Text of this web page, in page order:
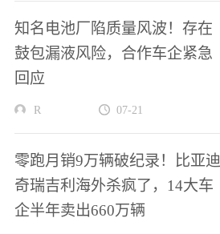
知名电池厂陷质量风波！存在
鼓包漏液风险，合作车企紧急
回应
R 07-21
零跑月销9万辆破纪录！比亚迪
奇瑞吉利海外杀疯了，14大车
企半年卖出660万辆